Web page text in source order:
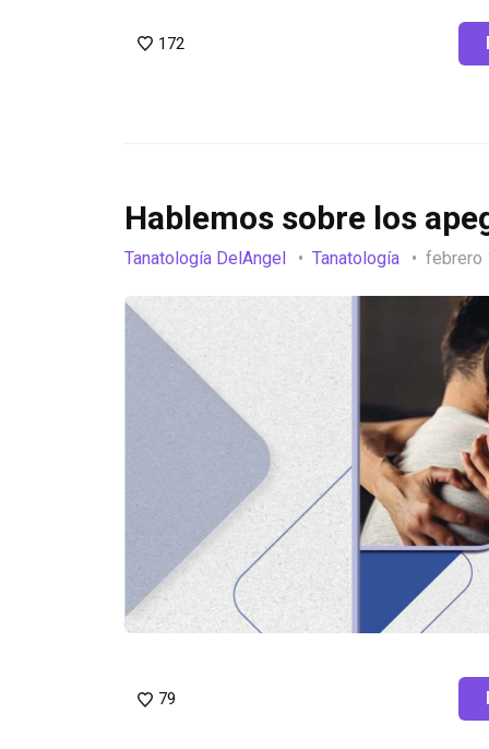
172
Hablemos sobre los
Tanatología DelAngel Tanatología febrero
79